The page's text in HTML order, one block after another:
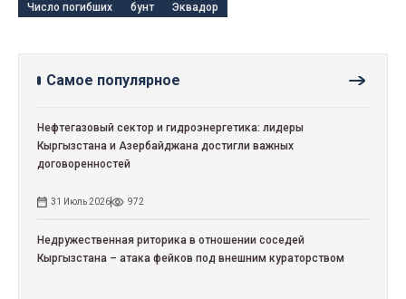
Число погибших бунт Эквадор
Самое популярное
Нефтегазовый сектор и гидроэнергетика: лидеры
Кыргызстана и Азербайджана достигли важных
договоренностей
31 Июль 2026 972
Недружественная риторика в отношении соседей
Кыргызстана – атака фейков под внешним кураторством